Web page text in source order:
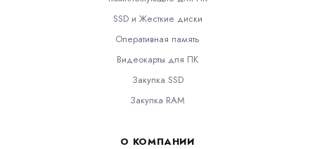
SSD и Жесткие диски
Оперативная память
Видеокарты для ПК
Закупка SSD
Закупка RAM
О КОМПАНИИ